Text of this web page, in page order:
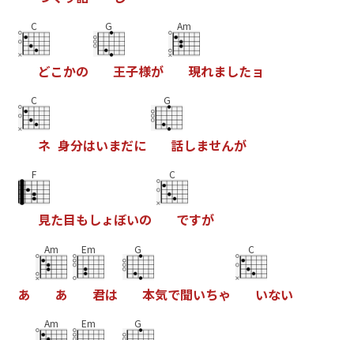
C
どこかの
G
王子様が
Am
現れましたョ
C
ネ 身分はいまだに
G
話しませんが
F
見た目もしょぼいの
C
ですが
あ
Am
あ
Em
君は
G
本気で聞いちゃ
C
いない
Am Em G